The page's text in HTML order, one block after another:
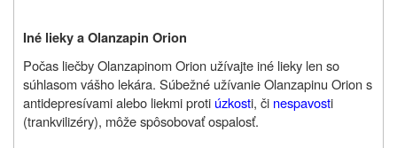
Iné lieky aOlanzapin Orion
Počas liečbyOlanzapinom Orion užívajte iné lieky len so
súhlasom vášho lekára. Súbežné užívanieOlanzapinu Orions
antidepresívami alebo liekmi proti úzkosti, či nespavosti
(trankvilizéry), môže spôsobovať ospalosť.